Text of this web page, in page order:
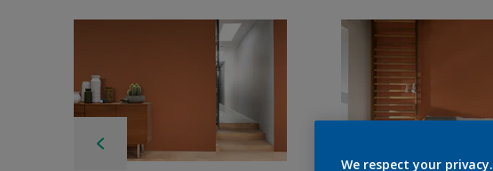
We respect your privacy.